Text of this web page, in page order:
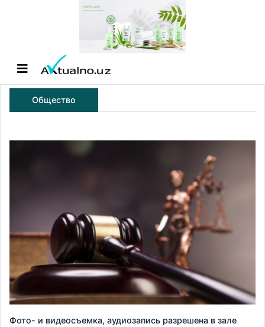
Общество
Фото- и видеосъемка, аудиозапись разрешена в зале